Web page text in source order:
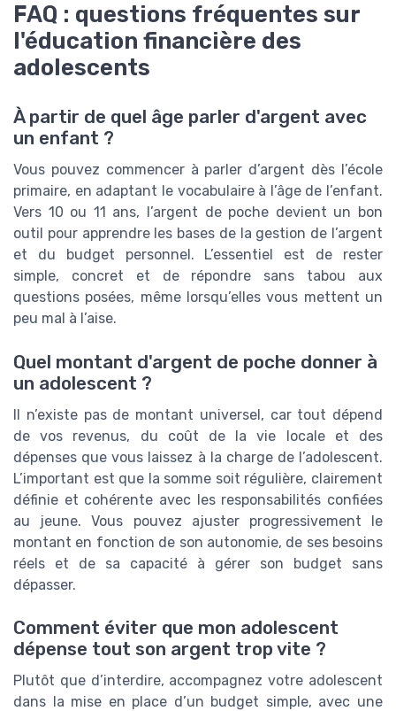
FAQ : questions fréquentes sur
l'éducation financière des
adolescents
À partir de quel âge parler d'argent avec
un enfant ?
Vous pouvez commencer à parler d’argent dès l’école
primaire, en adaptant le vocabulaire à l’âge de l’enfant.
Vers 10 ou 11 ans, l’argent de poche devient un bon
outil pour apprendre les bases de la gestion de l’argent
et du budget personnel. L’essentiel est de rester
simple, concret et de répondre sans tabou aux
questions posées, même lorsqu’elles vous mettent un
peu mal à l’aise.
Quel montant d'argent de poche donner à
un adolescent ?
Il n’existe pas de montant universel, car tout dépend
de vos revenus, du coût de la vie locale et des
dépenses que vous laissez à la charge de l’adolescent.
L’important est que la somme soit régulière, clairement
définie et cohérente avec les responsabilités confiées
au jeune. Vous pouvez ajuster progressivement le
montant en fonction de son autonomie, de ses besoins
réels et de sa capacité à gérer son budget sans
dépasser.
Comment éviter que mon adolescent
dépense tout son argent trop vite ?
Plutôt que d’interdire, accompagnez votre adolescent
dans la mise en place d’un budget simple, avec une